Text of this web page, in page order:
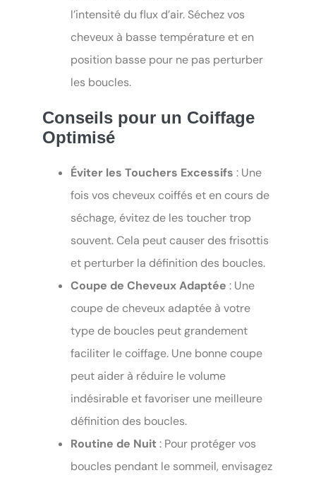
l’intensité du flux d’air. Séchez vos
cheveux à basse température et en
position basse pour ne pas perturber
les boucles.
Conseils pour un Coiffage
Optimisé
Éviter les Touchers Excessifs : Une
fois vos cheveux coiffés et en cours de
séchage, évitez de les toucher trop
souvent. Cela peut causer des frisottis
et perturber la définition des boucles.
Coupe de Cheveux Adaptée : Une
coupe de cheveux adaptée à votre
type de boucles peut grandement
faciliter le coiffage. Une bonne coupe
peut aider à réduire le volume
indésirable et favoriser une meilleure
définition des boucles.
Routine de Nuit : Pour protéger vos
boucles pendant le sommeil, envisagez